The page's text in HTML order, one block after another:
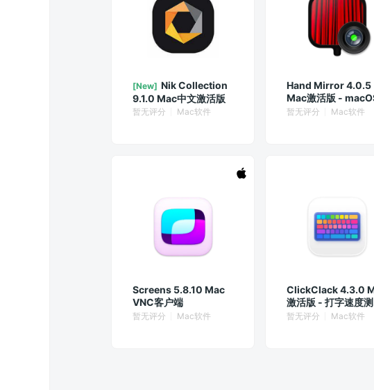
[New] Nik Collection
9.1.0 Mac中文激活版
暂无评分 Mac软件
Hand Mirror 4.0.5
Mac激活版 -
摄像头检查工具
暂无评分 Mac软件
Screens 5.8.10 Mac
VNC客户端
暂无评分 Mac软件
ClickClack 4.3.0
激活版 - 打字速度测
与盲打练习神器
暂无评分 Mac软件